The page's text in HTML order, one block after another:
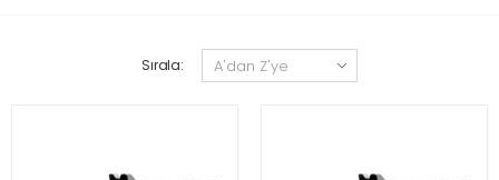
Sırala: